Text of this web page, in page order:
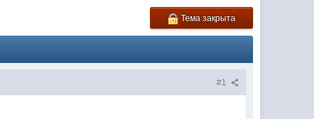
Тема закрыта
#1